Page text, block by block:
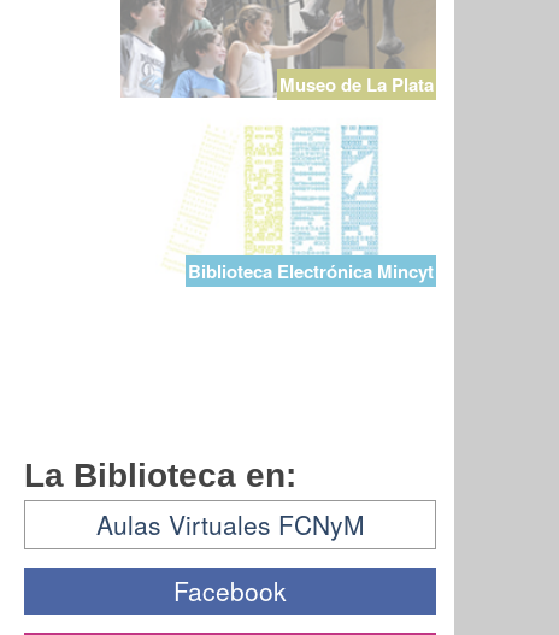
Museo de La Plata
Biblioteca Electrónica Mincyt
La Biblioteca en:
Aulas Virtuales FCNyM
Facebook